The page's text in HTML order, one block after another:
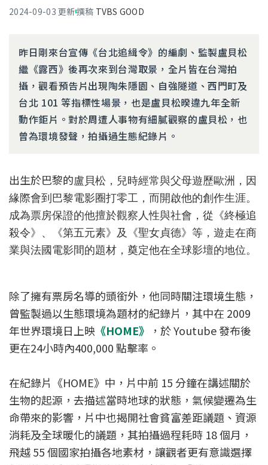
2024-09-03 更新撰稿 TVBS GOOD
昨日剛來台宣傳《台北追緝令》的編劇、監製盧貝松
繼《露西》後再次來到台灣取景，全片皆在台灣拍
攝，觀看預告片出現陶朱隱園、自強隧道、西門町及
台北 101 等指標性場景，也是盧貝松暌違九年全新
動作鉅片。對於周遭人事物有細膩觀察的盧貝松，也
曾為環境發聲，拍攝過生態紀錄片。
出生於巴黎的盧貝松，兒時經常與父母遊歷歐洲，因
緣際會到巴黎電影圈打零工，而開啟他的創作生涯。
成為票房保證的他擅於觀察人性與社會，從《終極追
殺令》、《第五元素》及《聖女貞德》等，遊走在商
業與法國電影間的題材，奠定他在全球影壇的地位。
除了擁有票房名導的頭銜外，他同時關注環境生態，
曾監製過以生態環境為題材的紀錄片，其中在 2009
年世界環境日上映 《HOME》
，於 Youtube 發布後
更在24小時內400,000 點擊率。
在紀錄片《HOME》中，片中前 15 分鐘在講述關於
生物的起源，去描述當時地球的狀態，氣候變遷為生
命帶來的影響，片中也揭開社會貧富差距議題、資源
消耗及全球暖化的議題，其拍攝過程耗時 18 個月，
飛越 55 個國家拍攝各地素材，讓觀者更有意識選擇